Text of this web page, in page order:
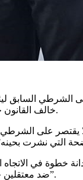
السابق
خالف القانون خلال ثلاث سنوات، وفرضت عليه غرامة مالية، بعد إدانته بالاعتداء على معتقلين داخل مركز شرطة حيفا عام 2018.
يقتصر على الشرطي
خطوة في
ضد معتقلين جريمة مضاعفة”. وأضاف أن “هذه القضية تثبت أهمية المثابرة على المطالبة بالعدالة، رغم سنوات الإنكار والتأجيل”.